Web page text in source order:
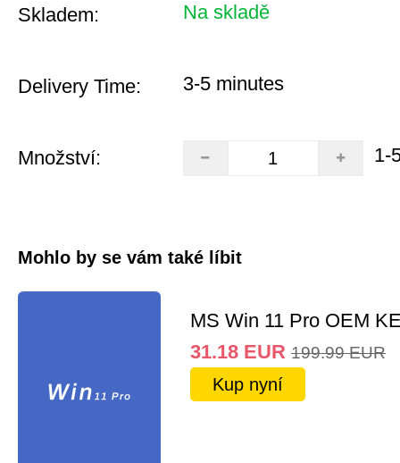
Skladem: Na skladě
Delivery Time: 3-5 minutes
Množství: 1-
Mohlo by se vám také líbit
MS Win 11 Pro OEM
31.18 EUR 199.99 EUR
Kup nyní